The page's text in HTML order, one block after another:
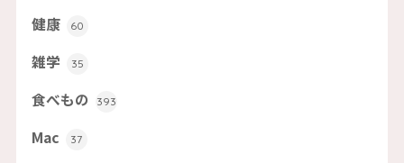
健康 60
雑学 35
食べもの 393
Mac 37